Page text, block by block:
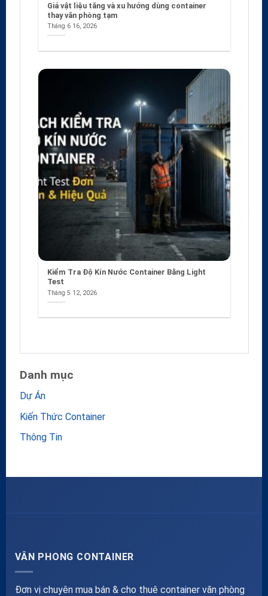
Giá vật liệu tăng và xu hướng dùng container
thay văn phòng tạm
Tháng 6 16, 2026
Kiểm Tra Độ Kín Nước Container Bằng Light
Test
Tháng 5 12, 2026
Danh mục
Dự Án
Kiến Thức Container
Thông Tin
VÂN PHONG CONTAINER
Đơn vị chuyên mua bán & cho thuê container văn phòng